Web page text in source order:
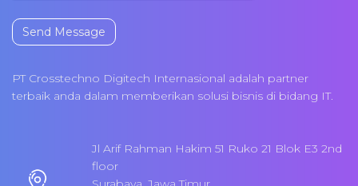
Send Message
PT Crosstechno Digitech Internasional adalah partner
terbaik anda dalam memberikan solusi bisnis di bidang IT.
Jl Arif Rahman Hakim 51 Ruko 21 Blok E3 2nd
floor